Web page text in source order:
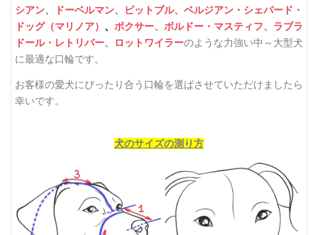
シアン、 ドーベルマン、 ピットブル、 ベルジアン・シェパード・
ドッグ（マリノア） 、 ボクサー、 ボルドー・マスティフ、 ラブラ
ドール・レトリバー、 ロットワイラーのような力強い中～大型犬
に最適な口輪です。
お客様の愛犬にぴったり合う口輪を選ばさせていただけましたら
幸いです。
犬のサイズの測り方